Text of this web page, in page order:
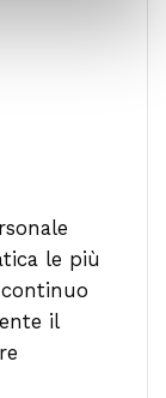
le più
il